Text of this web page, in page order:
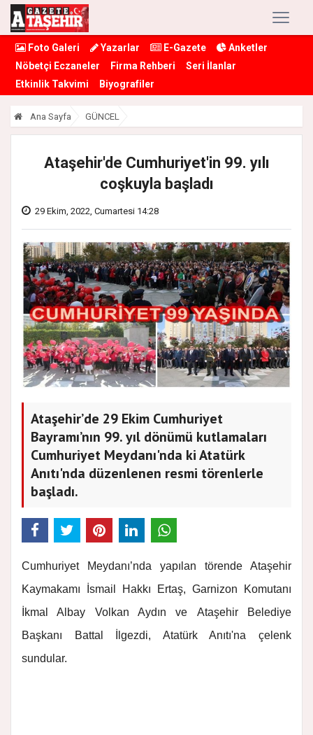
Foto Galeri Yazarlar E-Gazete
Anketler
Nöbetçi Eczaneler
Firma Rehberi
Seri İlanlar
Etkinlik Takvimi
Biyografiler
Ana Sayfa GÜNCEL
Ataşehir'de Cumhuriyet'in 99. yılı
coşkuyla başladı
29 Ekim, 2022, Cumartesi 14:28
Ataşehir’de 29 Ekim Cumhuriyet
Bayramı’nın 99. yıl dönümü kutlamaları
Cumhuriyet Meydanı'nda ki Atatürk
Anıtı'nda düzenlenen resmi törenlerle
başladı.
Cumhuriyet Meydanı’nda yapılan törende Ataşehir
Kaymakamı İsmail Hakkı Ertaş, Garnizon Komutanı
İkmal Albay Volkan Aydın ve Ataşehir Belediye
Başkanı Battal İlgezdi, Atatürk Anıtı'na çelenk
sundular.